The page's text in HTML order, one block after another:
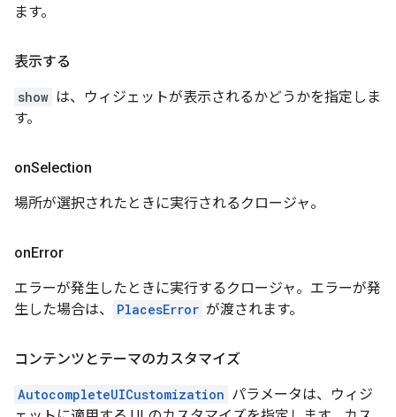
ます。
表示する
show は、ウィジェットが表示されるかどうかを指定しま
す。
onSelection
場所が選択されたときに実行されるクロージャ。
onError
エラーが発生したときに実行するクロージャ。エラーが発
生した場合は、
PlacesError が渡されます。
コンテンツとテーマのカスタマイズ
AutocompleteUICustomization パラメータは、ウィジ